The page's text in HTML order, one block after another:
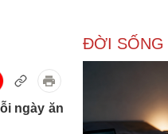
Doanh nghiệp
Thông tin doanh nghiệp
ngày ăn
ĐỜI SỐNG